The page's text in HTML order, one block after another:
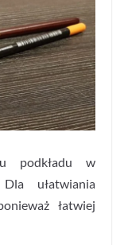
podkładu w
ułatwiania
łatwiej